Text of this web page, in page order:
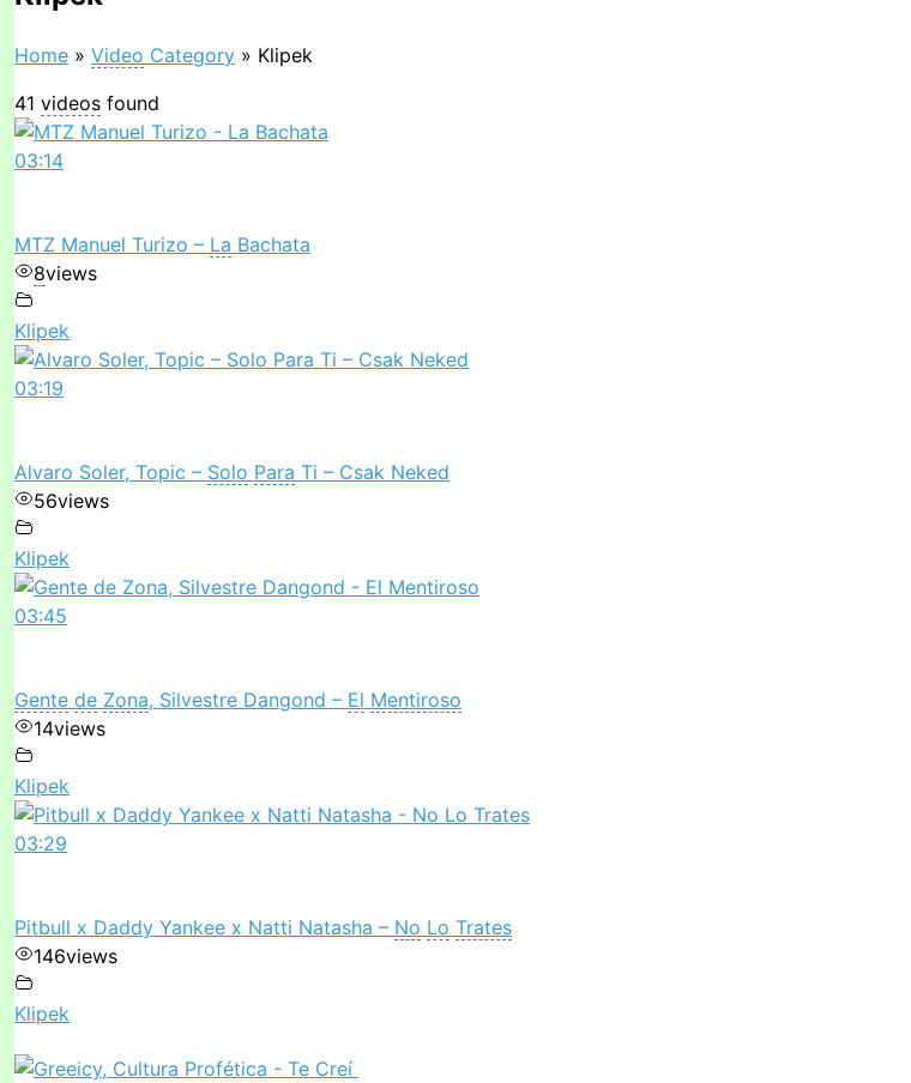
Home » Video Category » Klipek
41 videos found
03:14
MTZ Manuel Turizo – La Bachata
8views
Klipek
03:19
Alvaro Soler, Topic – Solo Para Ti – Csak Neked
56views
Klipek
03:45
Gente de Zona, Silvestre Dangond – El Mentiroso
14views
Klipek
03:29
Pitbull x Daddy Yankee x Natti Natasha – No Lo Trates
146views
Klipek